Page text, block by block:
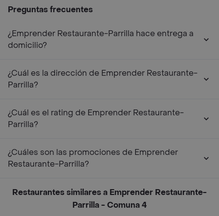
Preguntas frecuentes
¿Emprender Restaurante-Parrilla hace entrega a
domicilio?
¿Cuál es la dirección de Emprender Restaurante-
Parrilla?
¿Cuál es el rating de Emprender Restaurante-
Parrilla?
¿Cuáles son las promociones de Emprender
Restaurante-Parrilla?
Restaurantes similares a Emprender Restaurante-
Parrilla - Comuna 4